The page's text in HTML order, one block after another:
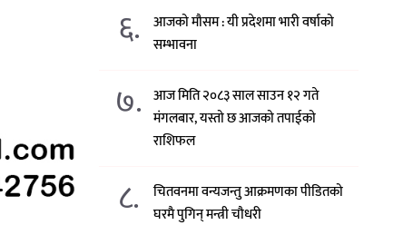
६.
आजको मौसम : यी प्रदेशमा भारी वर्षाको
सम्भावना
७. आज मिति २०८३ साल साउन १२ गते
मंगलबार, यस्तो छ आजको तपाईको
राशिफल
८.
चितवनमा वन्यजन्तु आक्रमणका पीडितको
घरमै पुगिन् मन्त्री चौधरी